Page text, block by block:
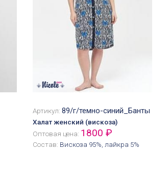
Артикул:89/г/темно-синий_Банты
Халат женский (вискоза)
Оптовая цена: 1800 ₽
Состав: Вискоза 95%, лайкра 5%